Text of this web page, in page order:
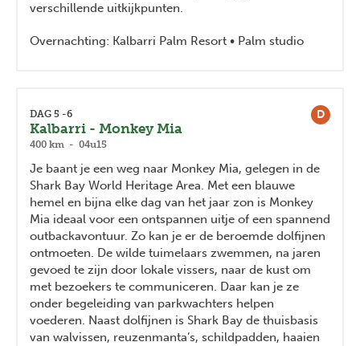
verschillende uitkijkpunten.
Overnachting: Kalbarri Palm Resort • Palm studio
D
DAG 5 -6
Kalbarri - Monkey Mia
400 km - 04u15
Je baant je een weg naar Monkey Mia, gelegen in de
Shark Bay World Heritage Area. Met een blauwe
hemel en bijna elke dag van het jaar zon is Monkey
Mia ideaal voor een ontspannen uitje of een spannend
outbackavontuur. Zo kan je er de beroemde dolfijnen
ontmoeten. De wilde tuimelaars zwemmen, na jaren
gevoed te zijn door lokale vissers, naar de kust om
met bezoekers te communiceren. Daar kan je ze
onder begeleiding van parkwachters helpen
voederen. Naast dolfijnen is Shark Bay de thuisbasis
van walvissen, reuzenmanta’s, schildpadden, haaien